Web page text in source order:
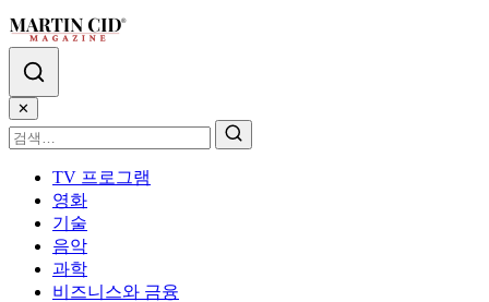
✕
TV 프로그램
영화
기술
음악
과학
비즈니스와 금융